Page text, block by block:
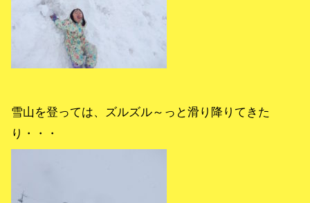
雪山を登っては、ズルズル～っと滑り降りてきた
り・・・